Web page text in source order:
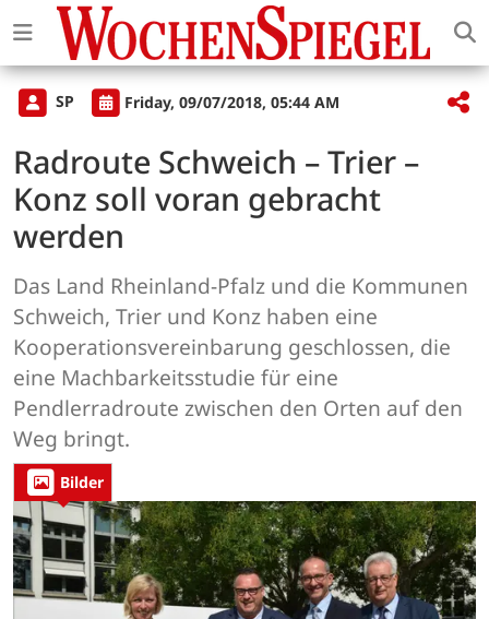
SP Friday, 09/07/2018, 05:44 AM
Radroute Schweich – Trier –
Konz soll voran gebracht
werden
Das Land Rheinland-Pfalz und die Kommunen
Schweich, Trier und Konz haben eine
Kooperationsvereinbarung geschlossen, die
eine Machbarkeitsstudie für eine
Pendlerradroute zwischen den Orten auf den
Weg bringt.
Bilder